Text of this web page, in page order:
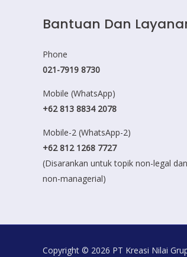
Bantuan Dan
Phone
021-7919 8730
Mobile (WhatsApp)
+62 813 8834 2078
Mobile-2 (WhatsApp-2)
+62 812 1268 7727
(Disarankan untuk topik non-legal dan
non-managerial)
Copyright © 2026 PT Kreasi Nilai